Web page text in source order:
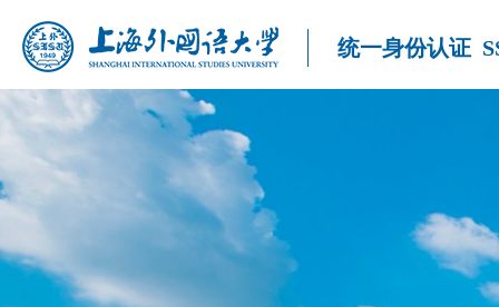
统一身份认证